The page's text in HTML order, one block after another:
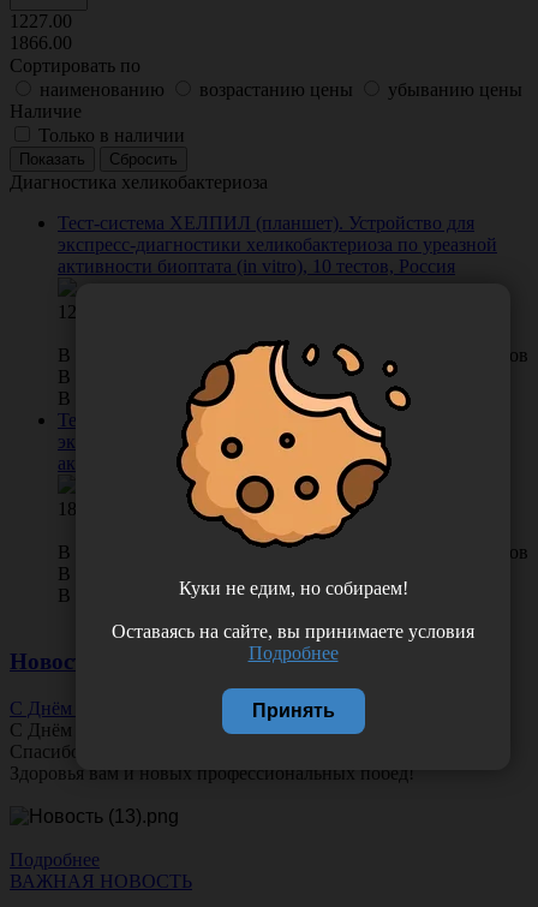
1227.00
1866.00
Сортировать по
наименованию
возрастанию цены
убыванию цены
Наличие
Только в наличии
Диагностика хеликобактериоза
Тест-система ХЕЛПИЛ (планшет). Устройство для
экспресс-диагностики хеликобактериоза по уреазной
активности биоптата (in vitro), 10 тестов, Россия
1227.00
0 отзывов
В КОРЗИНУ
В наличии во Владивостоке 95 шт.
В наличии в Хабаровске 10 шт.
Тест-система ХЕЛПИЛ (лента). Устройство для
экспресс-диагностики хеликобактериоза по уреазной
активности биоптата (in vitro), 21 тест, Россия
1866.00
0 отзывов
В КОРЗИНУ
В наличии во Владивостоке 41 шт.
В наличии в Хабаровске 10 шт.
Новости
С Днём Офтальмолога!
С Днём
Спасибо за ясное зрение и заботу о пациентах.
Здоровья вам и новых профессиональных побед!
Подробнее
ВАЖНАЯ НОВОСТЬ
Куки не едим, но собираем!
Оставаясь на сайте, вы принимаете условия
Подробнее
Принять